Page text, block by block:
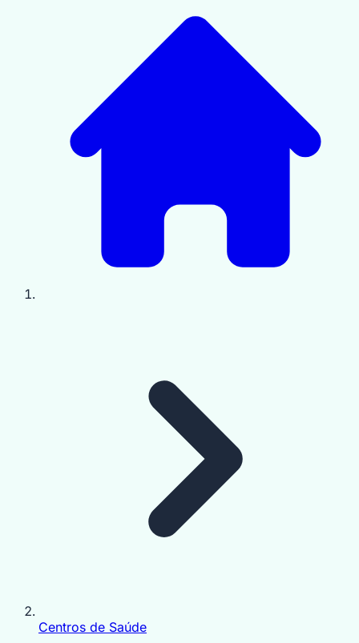
Centros de Saúde